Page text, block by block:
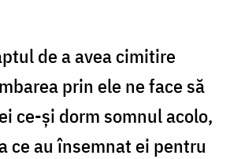
de a avea cimitire
prin ele ne face să
ce-și dorm somnul acolo,
ce au însemnat ei pentru